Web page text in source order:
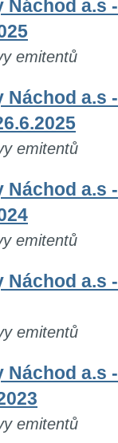
Náchod a.s
emitentů
Náchod a.s
emitentů
Náchod a.s
emitentů
Náchod a.s
emitentů
Náchod a.s
emitentů